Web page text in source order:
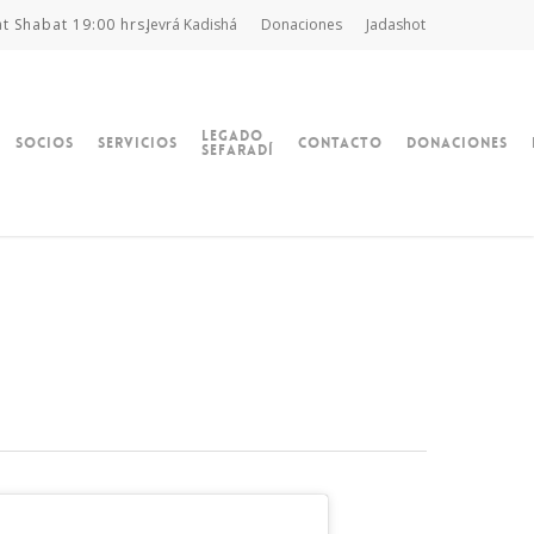
Shabat 19:00 hrs.Jevrá Kadishá Donaciones Jadashot
Socios Servicios Legado
Sefaradí Contacto Donaciones